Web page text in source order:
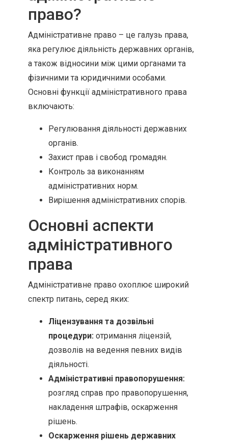
право?
Адміністративне право – це галузь права,
яка регулює діяльність державних органів,
а також відносини між цими органами та
фізичними та юридичними особами.
Основні функції адміністративного права
включають:
Регулювання діяльності державних
органів.
Захист прав і свобод громадян.
Контроль за виконанням
адміністративних норм.
Вирішення адміністративних спорів.
Основні аспекти
адміністративного
права
Адміністративне право охоплює широкий
спектр питань, серед яких:
Ліцензування та дозвільні
процедури: отримання ліцензій,
дозволів на ведення певних видів
діяльності.
Адміністративні правопорушення:
розгляд справ про правопорушення,
накладення штрафів, оскарження
рішень.
Оскарження рішень державних